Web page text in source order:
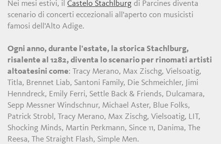
Nei mesi estivi, il Castelo Stachlburg di Parcines diventa
scenario di concerti eccezionali all'aperto con musicisti
famosi dell'Alto Adige.
Ogni anno, durante l'estate, la storica Stachlburg,
risalente al 1282, diventa lo scenario per rinomati artisti
altoatesini come: Tracy Merano, Max Zischg, Vielsoatig,
Titla, Brennet Liab, Santoni Family, Die Schmeichler, Jimi
Henndreck, Emily Ferri, Settle Back & Friends, Dulcamara,
Sepp Messner Windschnur, Michael Aster, Blue Folks,
Patrick Strobl, Tracy Merano, Max Zischg, Vielsoatig, LIT,
Shocking Minds, Martin Perkmann, Since 11, Danima, The
Reesa, The Straight Flash, Simple Men.